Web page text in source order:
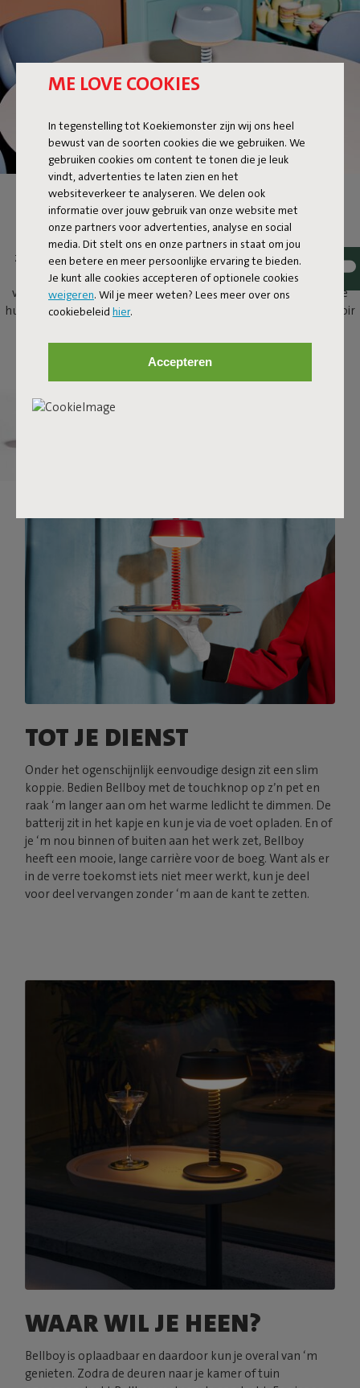
ME LOVE COOKIES
In tegenstelling tot Koekiemonster zijn wij ons heel
bewust van de soorten cookies die we gebruiken. We
gebruiken cookies om content te tonen die je leuk
vindt, advertenties te laten zien en het
websiteverkeer te analyseren. We delen ook
informatie over jouw gebruik van onze website met
onze partners voor advertenties, analyse en social
media. Dit stelt ons en onze partners in staat om jou
een betere en meer persoonlijke ervaring te bieden.
Je kunt alle cookies accepteren of optionele cookies
weigeren. Wil je meer weten? Lees meer over ons
cookiebeleid hier.
Accepteren
BELLBOY
Ding! Hier is Bellboy. Met zijn vriendelijke karakter en
zelfverzekerde ontwerp tilt hij de klassieke tafellamp naar het
allerhoogste niveau. Dat is design met vijf sterren. Met z’n
vriendelijke karakter is hij een welkome verschijning in en om je
huis. Zet de draadloze Bellboy aan het werk op je bureau, dressoir
genieten van z’n service.
TOT JE DIENST
Onder het ogenschijnlijk eenvoudige design zit een slim
koppie. Bedien Bellboy met de touchknop op z’n pet en
raak ‘m langer aan om het warme ledlicht te dimmen. De
batterij zit in het kapje en kun je via de voet opladen. En of
je ‘m nou binnen of buiten aan het werk zet, Bellboy
heeft een mooie, lange carrière voor de boeg. Want als er
in de verre toekomst iets niet meer werkt, kun je deel
voor deel vervangen zonder ‘m aan de kant te zetten.
WAAR WIL JE HEEN?
Bellboy is oplaadbaar en daardoor kun je overal van ‘m
genieten. Zodra de deuren naar je kamer of tuin